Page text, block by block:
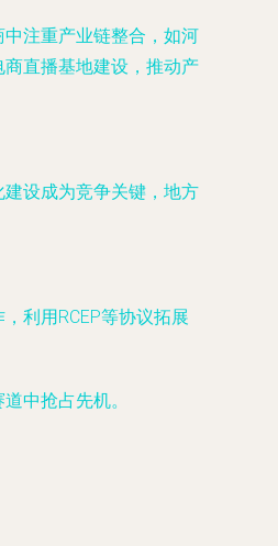
注重产业链整合，如河
直播基地建设，推动产
设成为竞争关键，地方
利用RCEP等协议拓展
中抢占先机。